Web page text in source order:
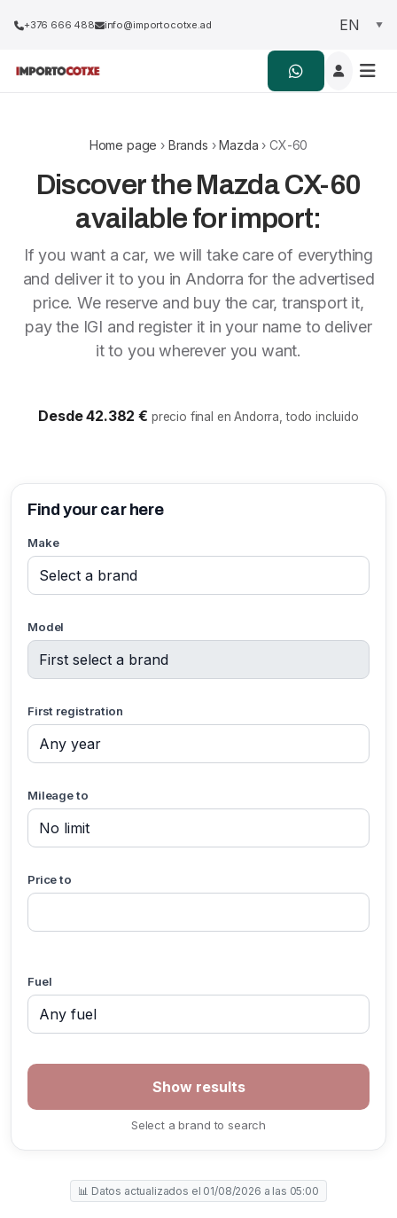
+376 666 488 info@importocotxe.ad
Home page › Brands ›Mazda › CX-60
Discover the Mazda CX-60
available for import:
If you want a car, we will take care of everything
and deliver it to you in Andorra for the advertised
price. We reserve and buy the car, transport it,
pay the IGI and register it in your name to deliver
it to you wherever you want.
Desde 42.382 € precio final en Andorra, todo incluido
Find your car here
Make
Model
First registration
Mileage to
Price to
Fuel
Select a brand to search
📊 Datos actualizados el 01/08/2026 a las 05:00